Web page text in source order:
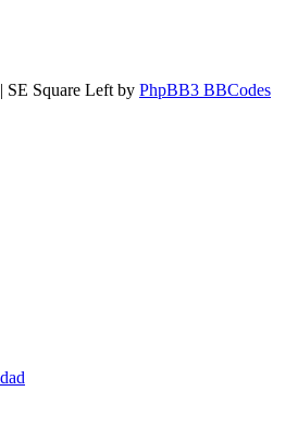
Square Left by PhpBB3 BBCodes